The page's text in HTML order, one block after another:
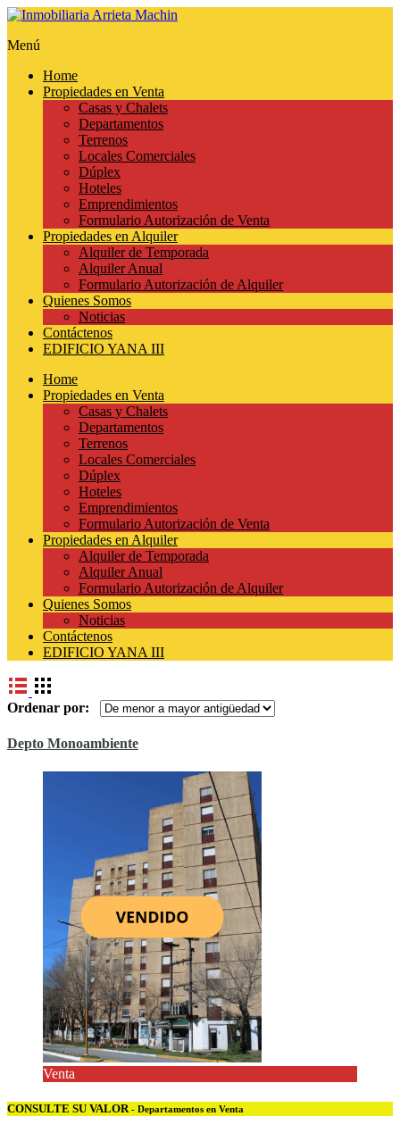
Menú
Home
Propiedades en Venta
Casas y Chalets
Departamentos
Terrenos
Locales Comerciales
Dúplex
Hoteles
Emprendimientos
Formulario Autorización de Venta
Propiedades en Alquiler
Alquiler de Temporada
Alquiler Anual
Formulario Autorización de Alquiler
Quienes Somos
Noticias
Contáctenos
EDIFICIO YANA III
Home
Propiedades en Venta
Casas y Chalets
Departamentos
Terrenos
Locales Comerciales
Dúplex
Hoteles
Emprendimientos
Formulario Autorización de Venta
Propiedades en Alquiler
Alquiler de Temporada
Alquiler Anual
Formulario Autorización de Alquiler
Quienes Somos
Noticias
Contáctenos
EDIFICIO YANA III
Ordenar por:
Depto Monoambiente
Venta
CONSULTE SU VALOR - Departamentos en Venta